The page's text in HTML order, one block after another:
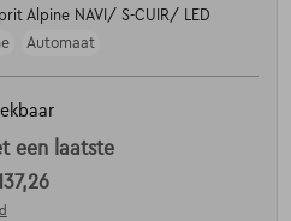
Alpine NAVI/ S-CUIR/ LED
Automaat
een laatste